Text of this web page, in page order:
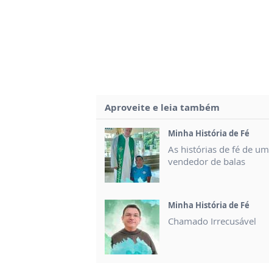
Aproveite e leia também
Minha História de Fé
As histórias de fé de um
vendedor de balas
Minha História de Fé
Chamado Irrecusável